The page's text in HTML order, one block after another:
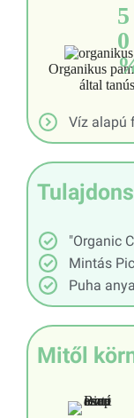
5
0
Organikus
által
Víz alapú
"Organic
Mintás
Puha
Mitől